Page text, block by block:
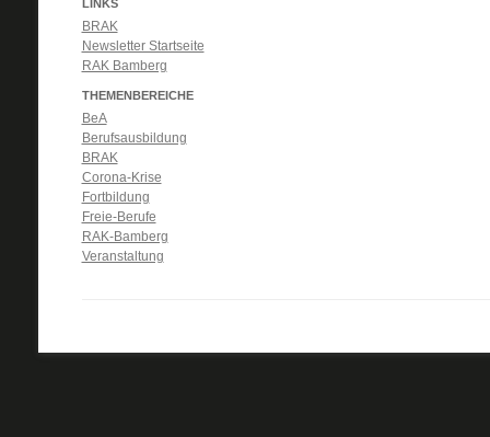
LINKS
BRAK
Newsletter Startseite
RAK Bamberg
THEMENBEREICHE
BeA
Berufsausbildung
BRAK
Corona-Krise
Fortbildung
Freie-Berufe
RAK-Bamberg
Veranstaltung